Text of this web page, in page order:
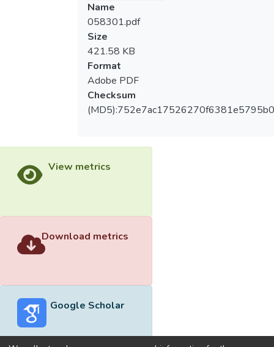
Name
058301.pdf
Size
421.58 KB
Format
Adobe PDF
Checksum
View metrics
Download metrics
Google Scholar